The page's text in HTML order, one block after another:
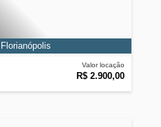
Valor locação
R$ 2.900,00